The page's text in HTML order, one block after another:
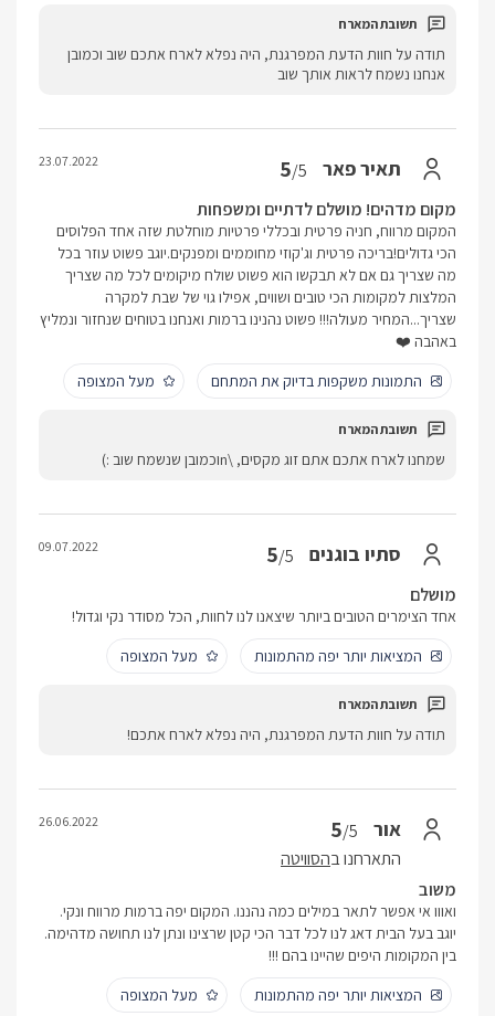
תודה על חוות הדעת המפרגנת, היה נפלא לארח אתכם שוב וכמובן
אנחנו נשמח לראות אותך שוב
תאיר פאר 5/5
23.07.2022
מקום מדהים! מושלם לדתיים ומשפחות
המקום מרווח, חניה פרטית ובכללי פרטיות מוחלטת שזה אחד הפלוסים
הכי גדולים!בריכה פרטית וג'קוזי מחוממים ומפנקים.יוגב פשוט עוזר בכל
מה שצריך גם אם לא תבקשו הוא פשוט שולח מיקומים לכל מה שצריך
המלצות למקומות הכי טובים ושווים, אפילו גוי של שבת למקרה
שצריך...המחיר מעולה!!! פשוט נהנינו ברמות ואנחנו בטוחים שנחזור ונמליץ
באהבה ❤️
התמונות משקפות בדיוק את המתחם
מעל המצופה
שמחנו לארח אתכם אתם זוג מקסים, \nוכמובן שנשמח שוב :)
סתיו בוגנים 5/5
09.07.2022
מושלם
אחד הצימרים הטובים ביותר שיצאנו לנו לחוות, הכל מסודר נקי וגדול!
המציאות יותר יפה מהתמונות
מעל המצופה
תודה על חוות הדעת המפרגנת, היה נפלא לארח אתכם!
אור 5/5
התארחנו בהסוויטה
26.06.2022
משוב
ואווו אי אפשר לתאר במילים כמה נהננו. המקום יפה ברמות מרווח ונקי.
יוגב בעל הבית דאג לנו לכל דבר הכי קטן שרצינו ונתן לנו תחושה מדהימה.
בין המקומות היפים שהיינו בהם !!!
המציאות יותר יפה מהתמונות
מעל המצופה